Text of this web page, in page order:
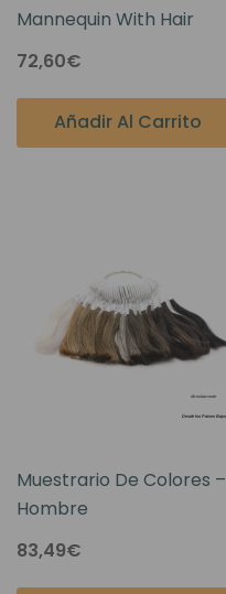
Mannequin With Hair
72,60€
Añadir Al Carrito
Muestrario De Colores –
Hombre
83,49€